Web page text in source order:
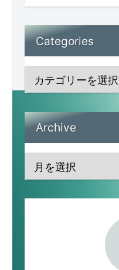
Categories
Archive